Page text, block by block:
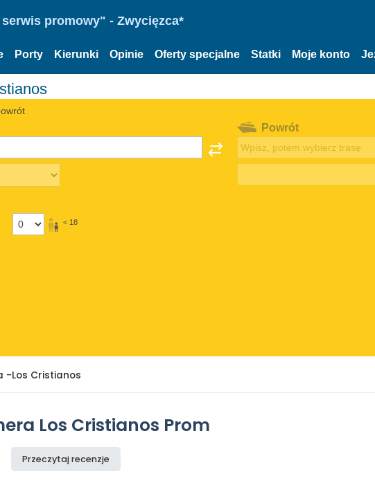
promowy" - Zwycięzca*
Porty Kierunki Opinie Oferty specjalne Statki Moje konto
< 18
Powrót
-Los Cristianos
Los Cristianos Prom
Przeczytaj recenzje